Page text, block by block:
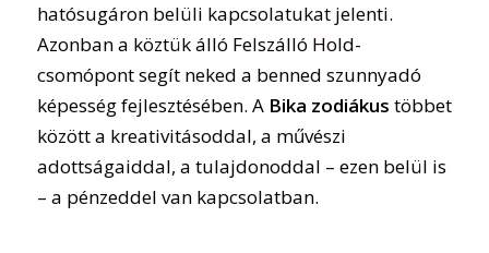
hatósugáron belüli kapcsolatukat jelenti.
Azonban a köztük álló Felszálló Hold-
csomópont segít neked a benned szunnyadó
képesség fejlesztésében. A Bika zodiákus többet
között a kreativitásoddal, a művészi
adottságaiddal, a tulajdonoddal – ezen belül is
– a pénzeddel van kapcsolatban.